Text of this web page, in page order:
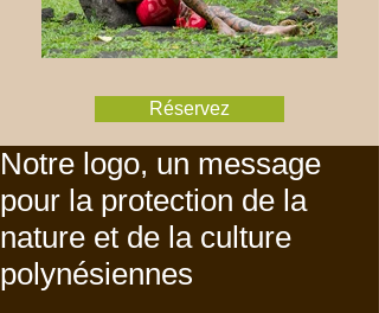
Réservez
Notre logo, un message
pour la protection de la
nature et de la culture
polynésiennes